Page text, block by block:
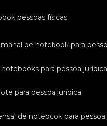
pessoas físicas
de notebook para
para pessoa jurídica
para pessoa jurídica
de notebook para pessoa